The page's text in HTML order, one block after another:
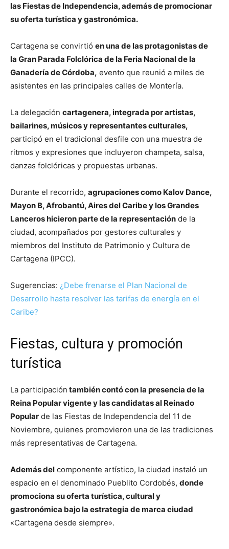
las Fiestas de Independencia, además de promocionar
su oferta turística y gastronómica.
Cartagena se convirtió en una de las protagonistas de
la Gran Parada Folclórica de la Feria Nacional de la
Ganadería de Córdoba, evento que reunió a miles de
asistentes en las principales calles de Montería.
La delegación cartagenera, integrada por artistas,
bailarines, músicos y representantes culturales,
participó en el tradicional desfile con una muestra de
ritmos y expresiones que incluyeron champeta, salsa,
danzas folclóricas y propuestas urbanas.
Durante el recorrido, agrupaciones como Kalov Dance,
Mayon B, Afrobantú, Aires del Caribe y los Grandes
Lanceros hicieron parte de la representación de la
ciudad, acompañados por gestores culturales y
miembros del Instituto de Patrimonio y Cultura de
Cartagena (IPCC).
Sugerencias: ¿Debe frenarse el Plan Nacional de
Desarrollo hasta resolver las tarifas de energía en el
Caribe?
Fiestas, cultura y promoción
turística
La participación también contó con la presencia de la
Reina Popular vigente y las candidatas al Reinado
Popular de las Fiestas de Independencia del 11 de
Noviembre, quienes promovieron una de las tradiciones
más representativas de Cartagena.
Además del componente artístico, la ciudad instaló un
espacio en el denominado Pueblito Cordobés, donde
promociona su oferta turística, cultural y
gastronómica bajo la estrategia de marca ciudad
«Cartagena desde siempre».